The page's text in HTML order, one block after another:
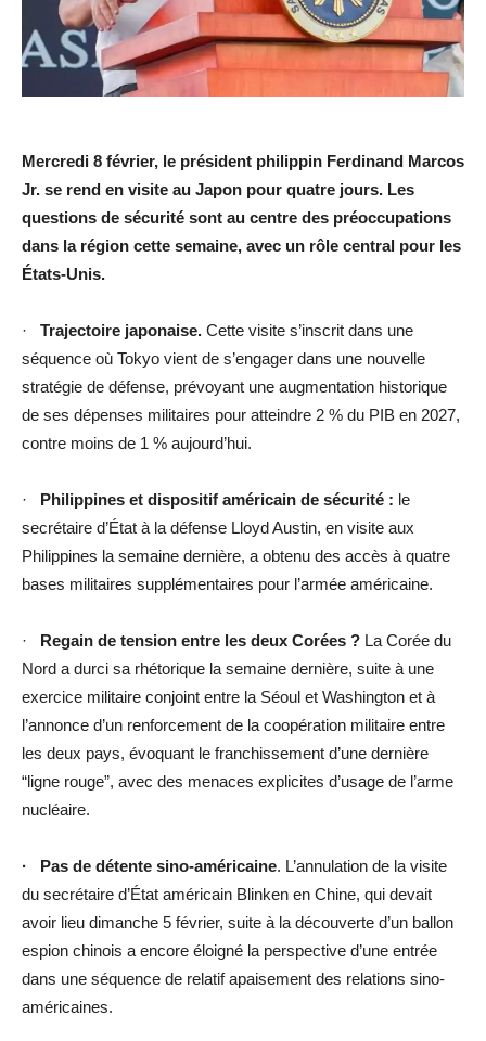
Mercredi 8 février, le président philippin Ferdinand Marcos
Jr. se rend en visite au Japon pour quatre jours. Les
questions de sécurité sont au centre des préoccupations
dans la région cette semaine, avec un rôle central pour les
États-Unis.
· Trajectoire japonaise. Cette visite s’inscrit dans une
séquence où Tokyo vient de s’engager dans une nouvelle
stratégie de défense, prévoyant une augmentation historique
de ses dépenses militaires pour atteindre 2 % du PIB en 2027,
contre moins de 1 % aujourd’hui.
· Philippines et dispositif américain de sécurité : le
secrétaire d’État à la défense Lloyd Austin, en visite aux
Philippines la semaine dernière, a obtenu des accès à quatre
bases militaires supplémentaires pour l’armée américaine.
· Regain de tension entre les deux Corées ? La Corée du
Nord a durci sa rhétorique la semaine dernière, suite à une
exercice militaire conjoint entre la Séoul et Washington et à
l’annonce d’un renforcement de la coopération militaire entre
les deux pays, évoquant le franchissement d’une dernière
“ligne rouge”, avec des menaces explicites d’usage de l’arme
nucléaire.
· Pas de détente sino-américaine. L’annulation de la visite
du secrétaire d’État américain Blinken en Chine, qui devait
avoir lieu dimanche 5 février, suite à la découverte d’un ballon
espion chinois a encore éloigné la perspective d’une entrée
dans une séquence de relatif apaisement des relations sino-
américaines.